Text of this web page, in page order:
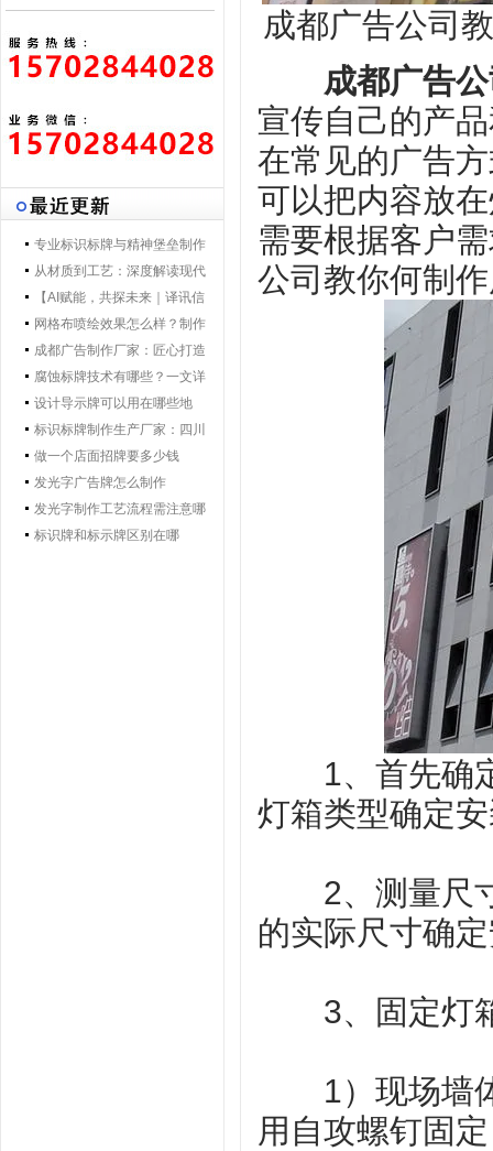
专业标识标牌与精神堡垒制作
专家 | 零贰捌广告制作集团 - 打
造一体化导视解决方案，提升
品牌形象与空间效率
从材质到工艺：深度解读现代
导视标牌制作技术
【AI赋能，共探未来｜译讯信
息董事长马万炯先生一行莅临
028广告制作集团交流赋能】
网格布喷绘效果怎么样？制作
工艺要点核心优势
成都广告制作厂家：匠心打造
城市视觉新名片
腐蚀标牌技术有哪些？一文详
解行业主流工艺与应用
设计导示牌可以用在哪些地
方？
标识标牌制作生产厂家：四川
零贰捌广告公司的匠心之路
做一个店面招牌要多少钱
发光字广告牌怎么制作
发光字制作工艺流程需注意哪
些
标识牌和标示牌区别在哪
成都广告公司
成都广告
宣传自己的产
在常见的广告
可以把内容放
需要根据客户
公司教你何制
1、首先确定
灯箱类型确定
2、测量尺寸
的实际尺寸确
3、固定灯
1）现场墙体
用自攻螺钉固